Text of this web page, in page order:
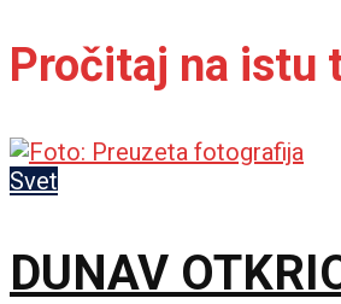
Pročitaj na istu
Svet
DUNAV